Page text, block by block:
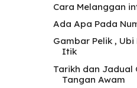
Cara Melanggan
Ada Apa Pada
Gambar Pelik ,
Itik
Tarikh dan Jadual
Tangan Awam